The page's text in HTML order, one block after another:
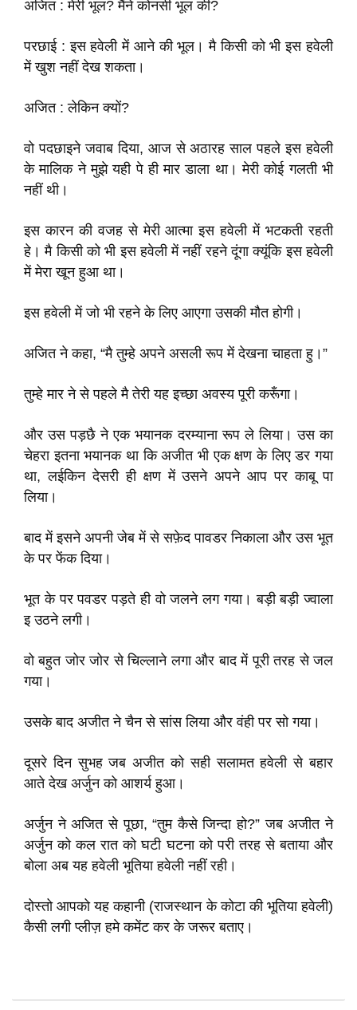
अजित : मेरी भूल? मैंने कोनसी भूल की?
परछाई : इस हवेली में आने की भूल। मै किसी को भी इस हवेली
में खुश नहीं देख शकता।
अजित : लेकिन क्यों?
वो पदछाइने जवाब दिया, आज से अठारह साल पहले इस हवेली
के मालिक ने मुझे यही पे ही मार डाला था। मेरी कोई गलती भी
नहीं थी।
इस कारन की वजह से मेरी आत्मा इस हवेली में भटकती रहती
हे। मै किसी को भी इस हवेली में नहीं रहने दूंगा क्यूंकि इस हवेली
में मेरा खून हुआ था।
इस हवेली में जो भी रहने के लिए आएगा उसकी मौत होगी।
अजित ने कहा, “मै तुम्हे अपने असली रूप में देखना चाहता हु।”
तुम्हे मार ने से पहले मै तेरी यह इच्छा अवस्य पूरी करूँगा।
और उस पड़छै ने एक भयानक दरम्याना रूप ले लिया। उस का
चेहरा इतना भयानक था कि अजीत भी एक क्षण के लिए डर गया
था, लईकिन देसरी ही क्षण में उसने अपने आप पर काबू पा
लिया।
बाद में इसने अपनी जेब में से सफ़ेद पावडर निकाला और उस भूत
के पर फेंक दिया।
भूत के पर पवडर पड़ते ही वो जलने लग गया। बड़ी बड़ी ज्वाला
इ उठने लगी।
वो बहुत जोर जोर से चिल्लाने लगा और बाद में पूरी तरह से जल
गया।
उसके बाद अजीत ने चैन से सांस लिया और वंही पर सो गया।
दूसरे दिन सुभह जब अजीत को सही सलामत हवेली से बहार
आते देख अर्जुन को आशर्य हुआ।
अर्जुन ने अजित से पूछा, “तुम कैसे जिन्दा हो?” जब अजीत ने
अर्जुन को कल रात को घटी घटना को परी तरह से बताया और
बोला अब यह हवेली भूतिया हवेली नहीं रही।
दोस्तो आपको यह कहानी (राजस्थान के कोटा की भूतिया हवेली)
कैसी लगी प्लीज़ हमेकमेंट कर के जरूर बताए।